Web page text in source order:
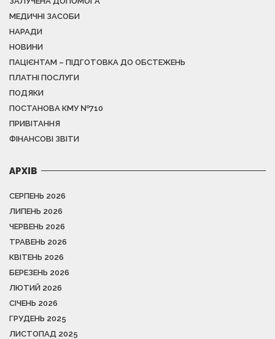
МЕДИЧНІ ЗАСОБИ
НАРАДИ
НОВИНИ
ПАЦІЄНТАМ – ПІДГОТОВКА ДО ОБСТЕЖЕНЬ
ПЛАТНІ ПОСЛУГИ
ПОДЯКИ
ПОСТАНОВА КМУ №710
ПРИВІТАННЯ
ФІНАНСОВІ ЗВІТИ
АРХІВ
СЕРПЕНЬ 2026
ЛИПЕНЬ 2026
ЧЕРВЕНЬ 2026
ТРАВЕНЬ 2026
КВІТЕНЬ 2026
БЕРЕЗЕНЬ 2026
ЛЮТИЙ 2026
СІЧЕНЬ 2026
ГРУДЕНЬ 2025
ЛИСТОПАД 2025